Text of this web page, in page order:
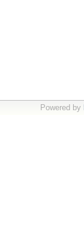
Powered by